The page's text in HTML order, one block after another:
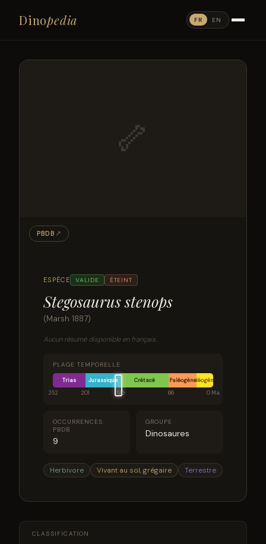
Dinopedia FR EN
ESPÈCE VALIDE ÉTEINT
Stegosaurus stenops
(Marsh 1887)
Aucun résumé disponible en français.
PLAGE TEMPORELLE
Trias Jurassique Crétacé PaléogèneNéogène
252
201 145 66 0 Ma
OCCURRENCES
PBDB
9
GROUPE
Dinosaures
Herbivore Vivant au sol, grégaire Terrestre
🦴
PBDB ↗
CLASSIFICATION